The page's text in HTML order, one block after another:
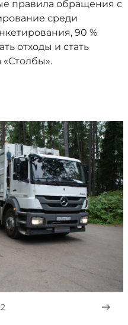
правила обращения с
среди
90 %
отходы и стать